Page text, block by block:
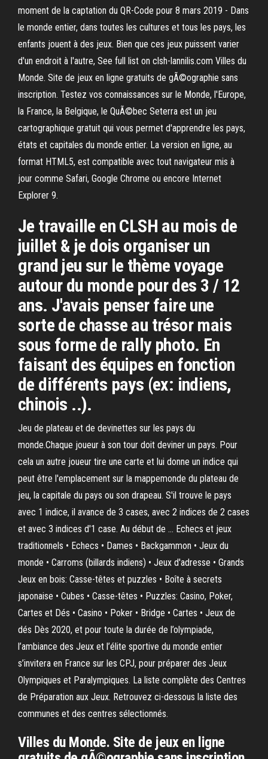
moment de la captation du QR-Code pour 8 mars 2019 - Dans
le monde entier, dans toutes les cultures et tous les pays, les
enfants jouent à des jeux. Bien que ces jeux puissent varier
d'un endroit à l'autre, See full list on clsh-lannilis.com Villes du
Monde. Site de jeux en ligne gratuits de gÃ©ographie sans
inscription. Testez vos connaissances sur le Monde, l'Europe,
la France, la Belgique, le QuÃ©bec Seterra est un jeu
cartographique gratuit qui vous permet d'apprendre les pays,
états et capitales du monde entier. La version en ligne, au
format HTML5, est compatible avec tout navigateur mis à
jour comme Safari, Google Chrome ou encore Internet
Explorer 9.
Je travaille en CLSH au mois de
juillet & je dois organiser un
grand jeu sur le thème voyage
autour du monde pour des 3 / 12
ans. J'avais penser faire une
sorte de chasse au trésor mais
sous forme de rally photo. En
faisant des équipes en fonction
de différents pays (ex: indiens,
chinois ..).
Jeu de plateau et de devinettes sur les pays du
monde.Chaque joueur à son tour doit deviner un pays. Pour
cela un autre joueur tire une carte et lui donne un indice qui
peut être l'emplacement sur la mappemonde du plateau de
jeu, la capitale du pays ou son drapeau. S'il trouve le pays
avec 1 indice, il avance de 3 cases, avec 2 indices de 2 cases
et avec 3 indices d'1 case. Au début de … Echecs et jeux
traditionnels • Echecs • Dames • Backgammon • Jeux du
monde • Carroms (billards indiens) • Jeux d'adresse • Grands
Jeux en bois: Casse-têtes et puzzles • Boîte à secrets
japonaise • Cubes • Casse-têtes • Puzzles: Casino, Poker,
Cartes et Dés • Casino • Poker • Bridge • Cartes • Jeux de
dés Dès 2020, et pour toute la durée de l’olympiade,
l’ambiance des Jeux et l’élite sportive du monde entier
s’invitera en France sur les CPJ, pour préparer des Jeux
Olympiques et Paralympiques. La liste complète des Centres
de Préparation aux Jeux. Retrouvez ci-dessous la liste des
communes et des centres sélectionnés.
Villes du Monde. Site de jeux en ligne